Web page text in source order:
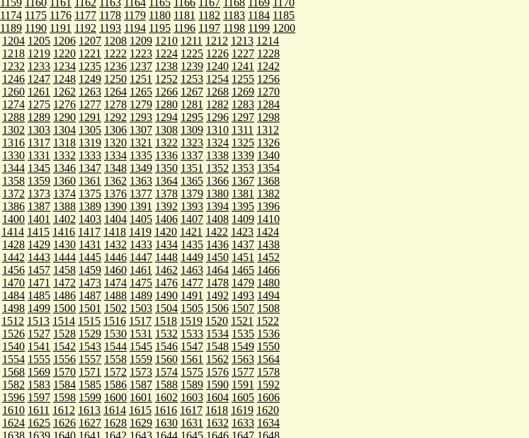
1159 1160 1161 1162 1163 1164 1165 1166 1167 1168 1169 1170
1174 1175 1176 1177 1178 1179 1180 1181 1182 1183 1184 1185
1189 1190 1191 1192 1193 1194 1195 1196 1197 1198 1199 1200
1204 1205 1206 1207 1208 1209 1210 1211 1212 1213 1214
1218 1219 1220 1221 1222 1223 1224 1225 1226 1227 1228
1232 1233 1234 1235 1236 1237 1238 1239 1240 1241 1242
1246 1247 1248 1249 1250 1251 1252 1253 1254 1255 1256
1260 1261 1262 1263 1264 1265 1266 1267 1268 1269 1270
1274 1275 1276 1277 1278 1279 1280 1281 1282 1283 1284
1288 1289 1290 1291 1292 1293 1294 1295 1296 1297 1298
1302 1303 1304 1305 1306 1307 1308 1309 1310 1311 1312
1316 1317 1318 1319 1320 1321 1322 1323 1324 1325 1326
1330 1331 1332 1333 1334 1335 1336 1337 1338 1339 1340
1344 1345 1346 1347 1348 1349 1350 1351 1352 1353 1354
1358 1359 1360 1361 1362 1363 1364 1365 1366 1367 1368
1372 1373 1374 1375 1376 1377 1378 1379 1380 1381 1382
1386 1387 1388 1389 1390 1391 1392 1393 1394 1395 1396
1400 1401 1402 1403 1404 1405 1406 1407 1408 1409 1410
1414 1415 1416 1417 1418 1419 1420 1421 1422 1423 1424
1428 1429 1430 1431 1432 1433 1434 1435 1436 1437 1438
1442 1443 1444 1445 1446 1447 1448 1449 1450 1451 1452
1456 1457 1458 1459 1460 1461 1462 1463 1464 1465 1466
1470 1471 1472 1473 1474 1475 1476 1477 1478 1479 1480
1484 1485 1486 1487 1488 1489 1490 1491 1492 1493 1494
1498 1499 1500 1501 1502 1503 1504 1505 1506 1507 1508
1512 1513 1514 1515 1516 1517 1518 1519 1520 1521 1522
1526 1527 1528 1529 1530 1531 1532 1533 1534 1535 1536
1540 1541 1542 1543 1544 1545 1546 1547 1548 1549 1550
1554 1555 1556 1557 1558 1559 1560 1561 1562 1563 1564
1568 1569 1570 1571 1572 1573 1574 1575 1576 1577 1578
1582 1583 1584 1585 1586 1587 1588 1589 1590 1591 1592
1596 1597 1598 1599 1600 1601 1602 1603 1604 1605 1606
1610 1611 1612 1613 1614 1615 1616 1617 1618 1619 1620
1624 1625 1626 1627 1628 1629 1630 1631 1632 1633 1634
1638 1639 1640 1641 1642 1643 1644 1645 1646 1647 1648